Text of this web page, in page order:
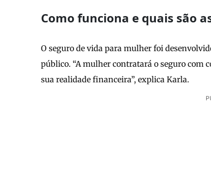
Como funciona e quais são
O seguro de vida para mulher foi
público. “A mulher contratará o seguro com
sua realidade financeira”, explica Karla.